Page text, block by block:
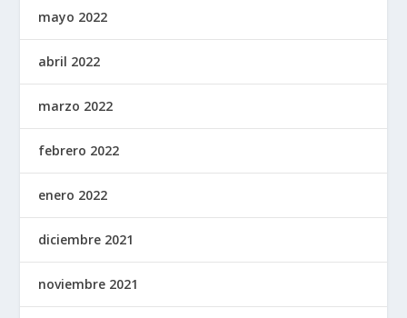
mayo 2022
abril 2022
marzo 2022
febrero 2022
enero 2022
diciembre 2021
noviembre 2021